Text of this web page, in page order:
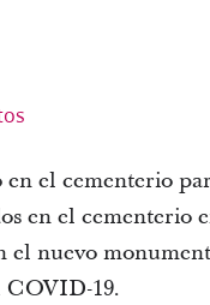
el cementerio
en el cementerio
nuevo
COVID-19.